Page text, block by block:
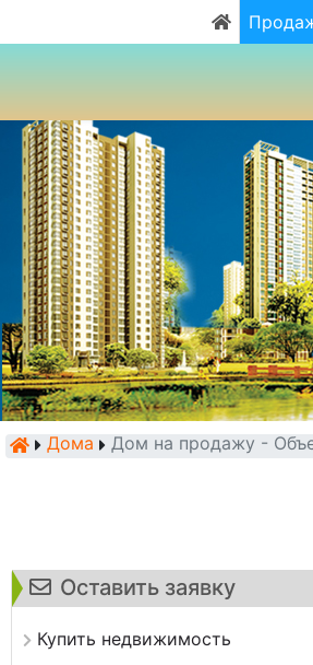
Дома Дом на продажу -
Оставить заявку
Купить недвижимость